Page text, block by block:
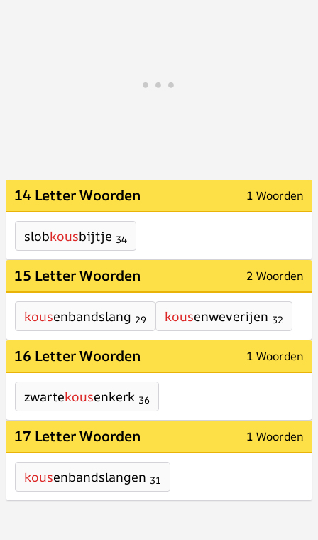
14 Letter Woorden 1 Woorden
slobkousbijtje 34
15 Letter Woorden 2 Woorden
kousenbandslang 29 kousenweverijen 32
16 Letter Woorden 1 Woorden
zwartekousenkerk 36
17 Letter Woorden 1 Woorden
kousenbandslangen 31